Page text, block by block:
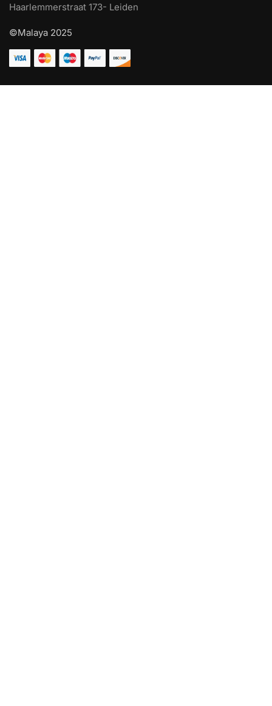
Haarlemmerstraat 173- Leiden
©Malaya 2025